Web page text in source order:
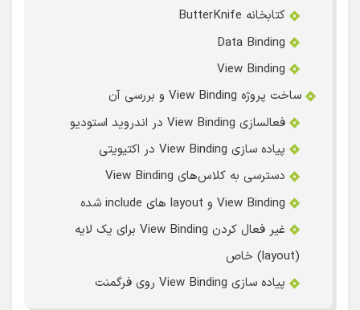
کتابخانه ButterKnife
Data Binding
View Binding
ساخت پروژه View Binding و بررسی آن
فعالسازی View Binding در اندروید استودیو
پیاده سازی View Binding در اکتیویتی
دسترسی به کلاس‌های View Binding
View Binding و layout های include شده
غیر فعال کردن View Binding برای یک لایه
(layout) خاص
پیاده سازی View Binding روی فرگمنت